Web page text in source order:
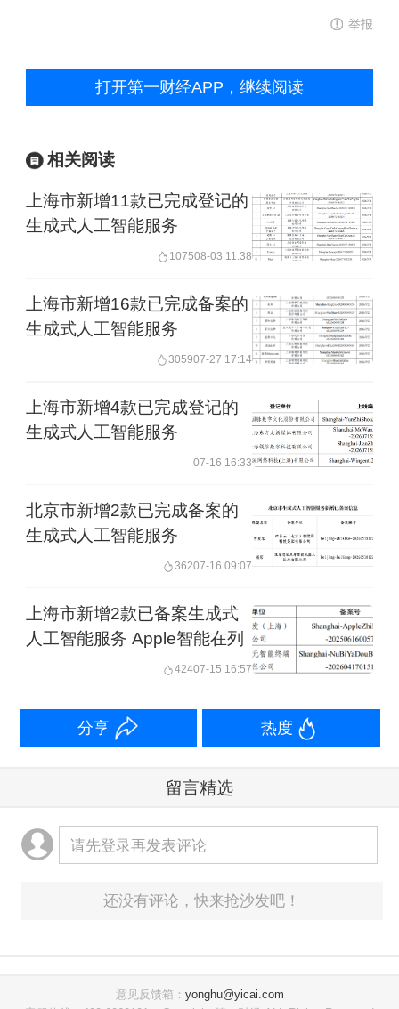
举报
打开第一财经APP，继续阅读
相关阅读
上海市新增11款已完成登记的
生成式人工智能服务
107508-03 11:38
上海市新增16款已完成备案的
生成式人工智能服务
305907-27 17:14
上海市新增4款已完成登记的
生成式人工智能服务
07-16 16:33
北京市新增2款已完成备案的
生成式人工智能服务
36207-16 09:07
上海市新增2款已备案生成式
人工智能服务 Apple智能在列
42407-15 16:57
分享 热度
留言精选
请先登录再发表评论
还没有评论，快来抢沙发吧！
意见反馈箱： yonghu@yicai.com